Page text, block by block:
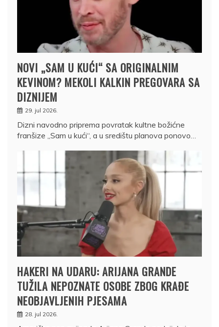
NOVI „SAM U KUĆI“ SA ORIGINALNIM
KEVINOM? MEKOLI KALKIN PREGOVARA SA
DIZNIJEM
29. jul 2026.
Dizni navodno priprema povratak kultne božićne
franšize „Sam u kući“, a u središtu planova ponovo…
HAKERI NA UDARU: ARIJANA GRANDE
TUŽILA NEPOZNATE OSOBE ZBOG KRAĐE
NEOBJAVLJENIH PJESAMA
28. jul 2026.